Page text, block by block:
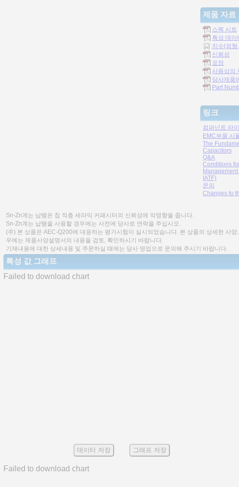
제품 자료
스펙 시트
특성 데이
치수(외형
신뢰성
포장
사용상의
당사제품
Part
링크
컴퍼넌트 라
EMC부품 시
The
Capacitors
Q&A
Conditions
IATF)
문의
Changes to
Sn-Zn계는 납땜은 칩 적층 세라믹 커패시터의 신뢰성에 악영향을 줍니다.
Sn-Zn계는 납땜을 사용할 경우에는 사전에 당사로 연락을 주십시오.
(주) 본 상품은 AEC-Q200에 대응하는 평가시험이 실시되었습니다. 본 상품의 상세한 사
우에는 제품사양설명서의 내용을 검토, 확인하시기 바랍니다.
기재내용에 대한 상세내용 및 주문하실 때에는 당사 영업으로 문의해 주시기 바랍니다.
특성 값 그래프
Failed to download chart
데이터 저장 그래프 저장
Failed to download chart